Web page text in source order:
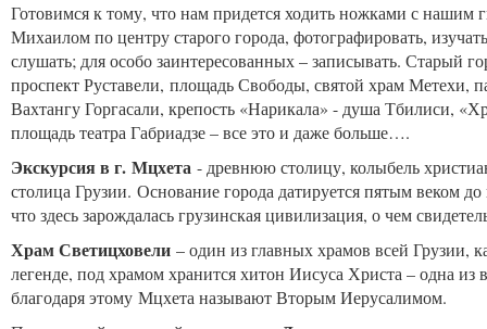
Готовимся к тому, что нам придется ходить ножками с нашим
Михаилом по центру старого города, фотографировать,
слушать; для особо заинтересованных – записывать. Старый
проспект Руставели, площадь Свободы, святой храм Метехи,
Вахтангу Горгасали, крепость «Нарикала» - душа Тбилиси,
площадь театра Габриадзе – все это и даже больше….
Экскурсия в г. Мцхета - древнюю столицу, колыбель
столица Грузии. Основание города датируется пятым веком
что здесь зарождалась грузинская цивилизация, о чем
Храм Светицховели – один из главных храмов всей Грузии,
легенде, под храмом хранится хитон Иисуса Христа – одна
благодаря этому Мцхета называют Вторым Иерусалимом.